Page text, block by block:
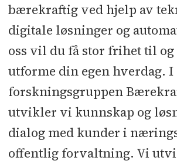
bærekraftig ved hjelp av
digitale løsninger og
oss vil du få stor frihet til
utforme din egen hverdag. I
forskningsgruppen
utvikler vi kunnskap og
dialog med kunder i
offentlig forvaltning. Vi